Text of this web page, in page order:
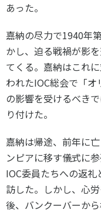
あった。
嘉納の尽力で1940年
かし、迫る戦禍が影
てくる。嘉納はこれ
われたIOC総会で「
の影響を受けるべき
り付けた。
嘉納は帰途、前年に
ンピアに移す儀式に
IOC委員たちへの返
訪した。しかし、心
後、バンクーバーか